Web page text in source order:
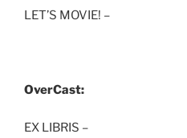
LET’S MOVIE! –
OverCast:
EX LIBRIS –